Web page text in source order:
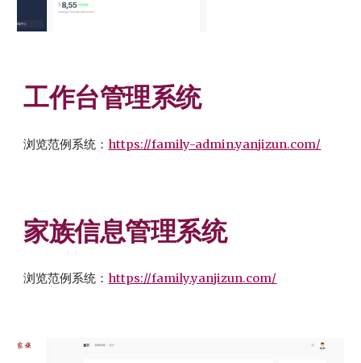
工作台管理系统
浏览范例系统： https://family-admin.yanjizun.com/
家族信息管理系统
浏览范例系统： https://family.yanjizun.com/